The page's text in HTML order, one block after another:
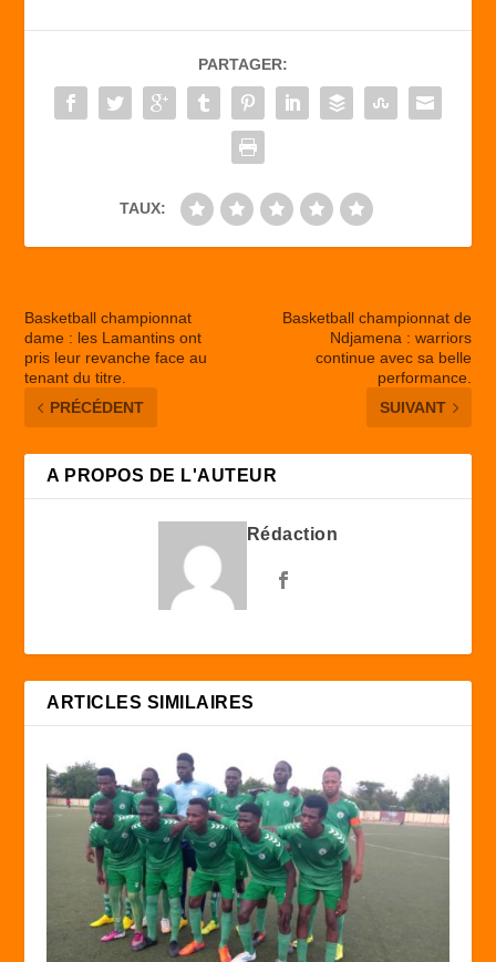
b
o
o
d
o
n
er
PARTAGER:
TAUX:
Basketball championnat
dame : les Lamantins ont
pris leur revanche face au
tenant du titre.
PRÉCÉDENT
Basketball championnat de
Ndjamena : warriors
continue avec sa belle
performance.
SUIVANT
A PROPOS DE L'AUTEUR
Rédaction
ARTICLES SIMILAIRES